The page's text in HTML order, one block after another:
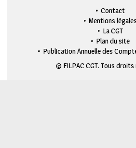
Contact
Mentions légales
La CGT
Plan du site
Publication Annuelle des
© FILPAC CGT. Tous droits